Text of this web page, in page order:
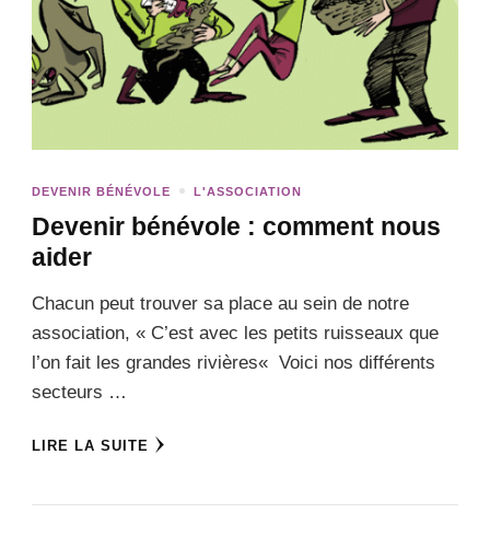
DEVENIR BÉNÉVOLE L'ASSOCIATION
Devenir bénévole : comment nous
aider
Chacun peut trouver sa place au sein de notre
association, « C’est avec les petits ruisseaux que
l’on fait les grandes rivières« Voici nos différents
secteurs …
LIRE LA SUITE